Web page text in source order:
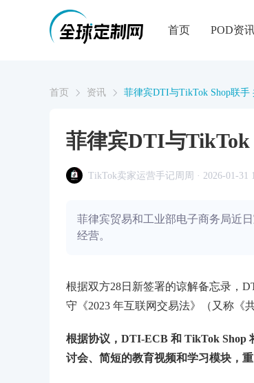
首页 POD资
首页 资讯 菲律宾DTI与TikTok Shop联
菲律宾DTI与TikTok
TikTok卖家运营手记周周 · 2026-01-31
菲律宾贸易和工业部电子商务局近
经营。
根据双方28日新签署的谅解备忘录，
守《2023 年互联网交易法》（又称《
根据协议，DTI-ECB 和 TikTok Shop
讨会、简短的教育视频和学习模块，